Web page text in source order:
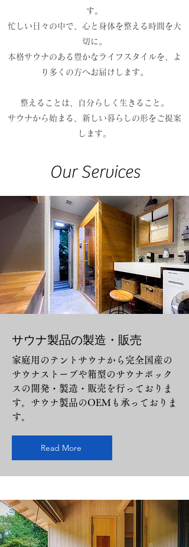
す。
忙しい日々の中で、心と身体を整える時間を大
切に。
本格サウナのある豊かなライフスタイルを、よ
り多くの方へお届けします。
整えることは、自分らしく生きること。
​ サウナから始まる、新しい暮らしの形をご提案
します。
Our Services
サウナ製品の製造・販売
家庭用のテントサウナから完全国産の
サウナストーブや箱型のサウナボック
スの開発・製造・販売を行っておりま
す。サウナ製品のOEMも承っておりま
す。
Read More